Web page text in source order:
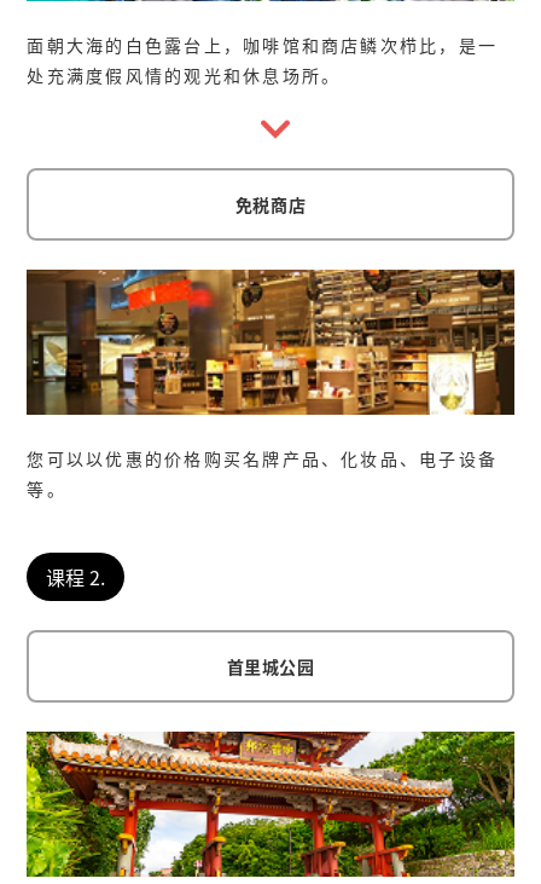
面朝大海的白色露台上，咖啡馆和商店鳞次栉比，是一
处充满度假风情的观光和休息场所。
免税商店
您可以以优惠的价格购买名牌产品、化妆品、电子设备
等。
课程 2.
首里城公园